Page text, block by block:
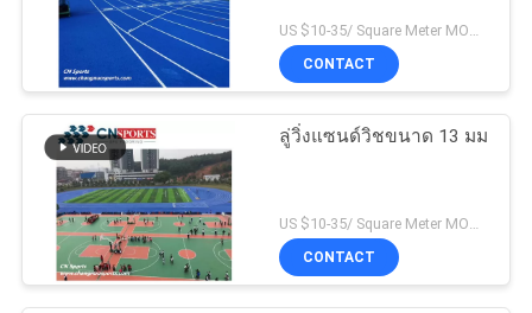
US $10-35/ Square Meter MOQ:/
CONTACT
ลู่วิ่งแซนด์วิชขนาด 13 มม
CONTACT